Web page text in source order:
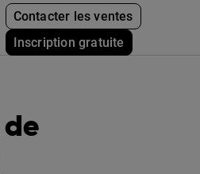
Contacter les ventes
Inscription gratuite